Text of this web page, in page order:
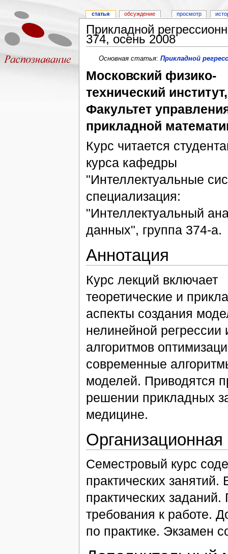
Прикладной
374, осень 2008
Основная статья:Прикладной
Московский физико-
технический институт,
Факультет
прикладной
Курс читается
курса кафедры
"Интеллектуальные
специализация:
"Интеллектуальный
данных", группа 374-а.
Аннотация
Курс лекций включает
теоретические и
аспекты создания
нелинейной регрессии
алгоритмов
современные
моделей. Приводятся
решении прикладных
медицине.
Организационная
Семестровый курс
практических
практических
требования к работе.
по практике. Экзамен
статья обсуждение просмотр